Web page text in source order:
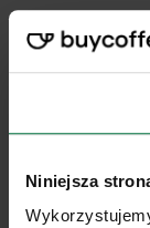
Niniejsza